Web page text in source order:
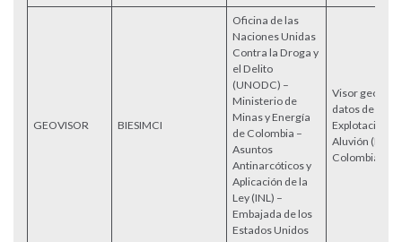
GEOVISOR BIESIMCI
Oficina de las
Naciones Unidas
Contra la Droga y
el Delito
(UNODC) –
Ministerio de
Minas y Energía
de Colombia –
Asuntos
Antinarcóticos y
Aplicación de la
Ley (INL) –
Embajada de los
Estados Unidos
Visor
datos de
Explotación
Aluvión
Colombia.